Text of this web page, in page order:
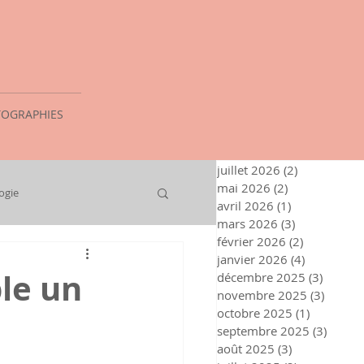
un
juillet 2026 (2)
mai 2026 (2)
avril 2026 (1)
mars 2026 (3)
février 2026 (2)
janvier 2026 (4)
décembre 2025 (3)
novembre 2025 (3)
octobre 2025 (1)
septembre 2025 (3)
août 2025 (3)